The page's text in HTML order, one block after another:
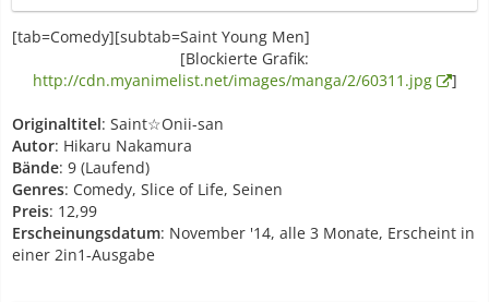
[tab=Comedy][subtab=Saint Young Men]
[Blockierte Grafik:
http://cdn.myanimelist.net/images/manga/2/60311.jpg
]
Originaltitel: Saint☆Onii-san
Autor: Hikaru Nakamura
Bände: 9 (Laufend)
Genres: Comedy, Slice of Life, Seinen
Preis: 12,99
Erscheinungsdatum: November '14, alle 3 Monate, Erscheint in
einer 2in1-Ausgabe